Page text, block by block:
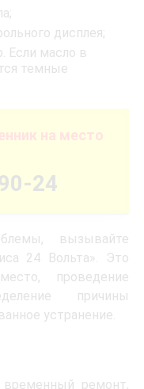
дисплея;
Если масло в
темные
на место
24
вызывайте
24 Вольта». Это
проведение
причины
устранение.
ремонт,